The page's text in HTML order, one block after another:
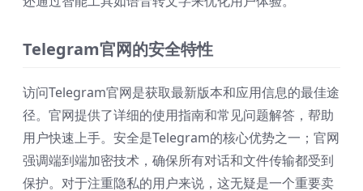
Telegram官网的安全特性
访问Telegram官网是获取最新版本和应用信息的最佳途
径。官网提供了详细的使用指南和常见问题解答，帮助
用户快速上手。安全是Telegram的核心优势之一；官网
强调端到端加密技术，确保所有对话和文件传输都受到
保护。对于注重隐私的用户来说，这无疑是一个重要卖